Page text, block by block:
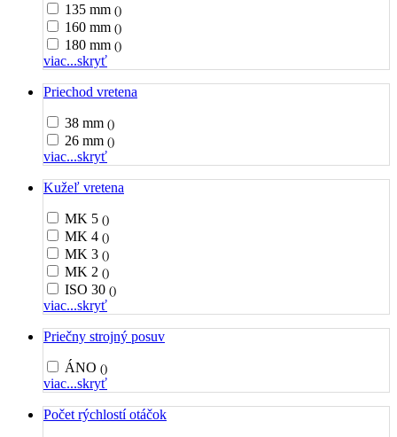
135 mm ()
160 mm ()
180 mm ()
viac...skryť
Priechod vretena
38 mm ()
26 mm ()
viac...skryť
Kužeľ vretena
MK 5 ()
MK 4 ()
MK 3 ()
MK 2 ()
ISO 30 ()
viac...skryť
Priečny strojný posuv
ÁNO ()
viac...skryť
Počet rýchlostí otáčok